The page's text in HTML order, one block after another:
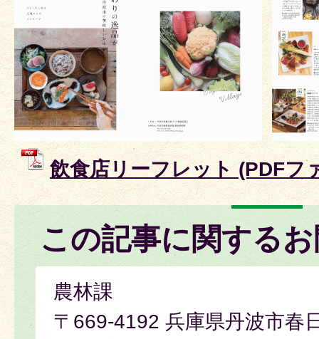
飲食店リーフレット (PDFフ
この記事に関する
農林課
〒669-4192 兵庫県丹波市春